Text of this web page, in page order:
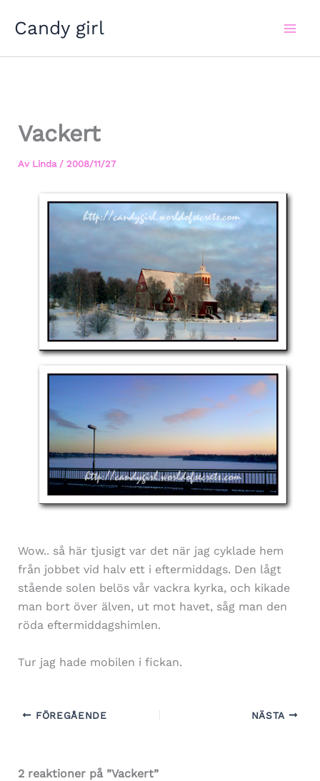
Candy girl
Vackert
Av Linda / 2008/11/27
Wow.. så här tjusigt var det när jag cyklade hem
från jobbet vid halv ett i eftermiddags. Den lågt
stående solen belös vår vackra kyrka, och kikade
man bort över älven, ut mot havet, såg man den
röda eftermiddagshimlen.
Tur jag hade mobilen i fickan.
FÖREGÅENDE NÄSTA
2 reaktioner på ”Vackert”